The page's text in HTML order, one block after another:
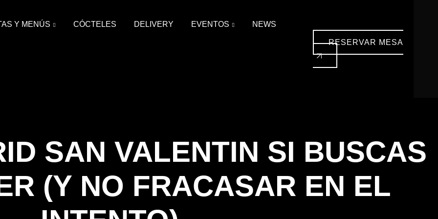
Y MENÚS CÓCTELES DELIVERY EVENTOS NEWS
RESERVAR MESA
SAN VALENTIN SI BUSCAS
(Y NO FRACASAR EN EL